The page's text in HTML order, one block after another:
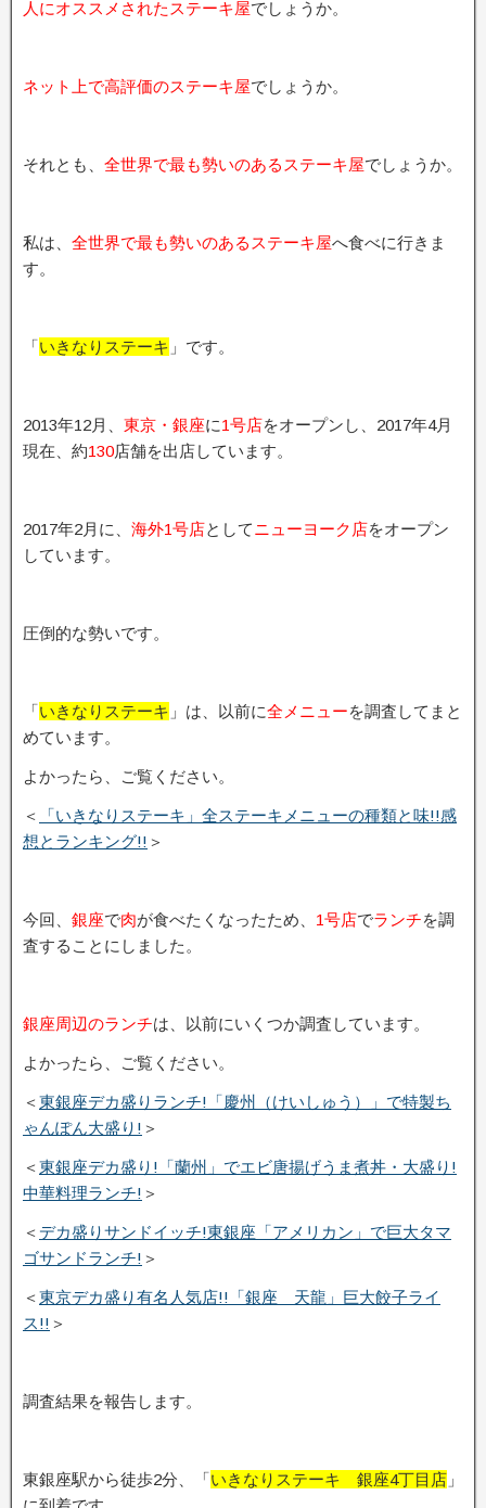
人にオススメされたステーキ屋でしょうか。
ネット上で高評価のステーキ屋でしょうか。
それとも、 全世界で最も勢いのあるステーキ屋でしょうか。
私は、 全世界で最も勢いのあるステーキ屋へ食べに行きま
す。
「いきなりステーキ 」です。
2013年12月、 東京・銀座に1号店をオープンし、2017年4月
現在、約130店舗を出店しています。
2017年2月に、 海外1号店としてニューヨーク店をオープン
しています。
圧倒的な勢いです。
「いきなりステーキ 」は、以前に全メニューを調査してまと
めています。
よかったら、ご覧ください。
＜
「いきなりステーキ」全ステーキメニューの種類と味!!感
想とランキング!! ＞
今回、 銀座で肉が食べたくなったため、 1号店でランチを調
査することにしました。
銀座周辺のランチは、以前にいくつか調査しています。
よかったら、ご覧ください。
＜東銀座デカ盛りランチ!「慶州（けいしゅう）」で特製ち
ゃんぽん大盛り! ＞
＜東銀座デカ盛り!「蘭州」でエビ唐揚げうま煮丼・大盛り!
中華料理ランチ! ＞
＜ デカ盛りサンドイッチ!東銀座「アメリカン」で巨大タマ
ゴサンドランチ! ＞
＜東京デカ盛り有名人気店!!「銀座 天龍」巨大餃子ライ
ス!! ＞
調査結果を報告します。
東銀座駅から徒歩2分、「いきなりステーキ 銀座4丁目店 」